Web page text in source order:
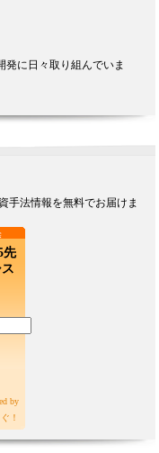
発に日々取り組んでいま
手法情報を無料でお届けま
先
by
！